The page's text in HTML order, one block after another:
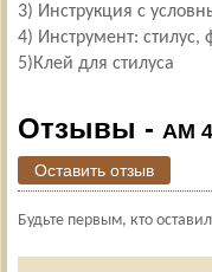
3) Инструкция с
4) Инструмент:
5)Клей для стилуса
Отзывы - AM
Оставить отзыв
Будьте первым, кто